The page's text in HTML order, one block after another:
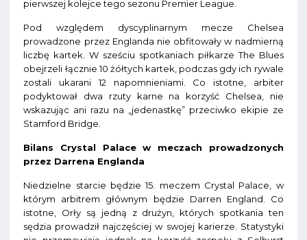
pierwszej kolejce tego sezonu Premier League.
Pod względem dyscyplinarnym mecze Chelsea
prowadzone przez Englanda nie obfitowały w nadmierną
liczbę kartek. W sześciu spotkaniach piłkarze The Blues
obejrzeli łącznie 10 żółtych kartek, podczas gdy ich rywale
zostali ukarani 12 napomnieniami. Co istotne, arbiter
podyktował dwa rzuty karne na korzyść Chelsea, nie
wskazując ani razu na „jedenastkę” przeciwko ekipie ze
Stamford Bridge.
Bilans Crystal Palace w meczach prowadzonych
przez Darrena Englanda
Niedzielne starcie będzie 15. meczem Crystal Palace, w
którym arbitrem głównym będzie Darren England. Co
istotne, Orły są jedną z drużyn, których spotkania ten
sędzia prowadził najczęściej w swojej karierze. Statystyki